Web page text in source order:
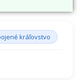
kráľovstvo